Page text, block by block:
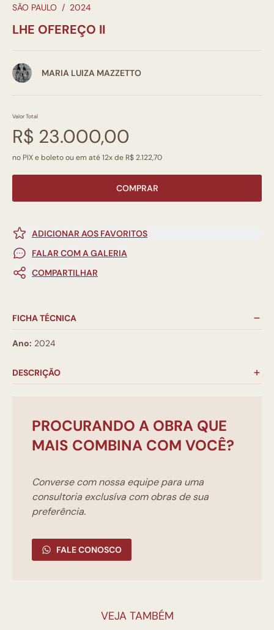
SÃO PAULO / 2024
LHE OFEREÇO II
MARIA LUIZA MAZZETTO
Valor Total
R$ 23.000,00
no PIX e boleto ou em até 12x de R$ 2.122,70
COMPRAR
ADICIONAR AOS FAVORITOS
FALAR COM A GALERIA
COMPARTILHAR
FICHA TÉCNICA
Ano: 2024
DESCRIÇÃO
PROCURANDO A OBRA QUE
MAIS COMBINA COM VOCÊ?
Converse com nossa equipe para uma
consultoria exclusíva com obras de sua
preferência.
FALE CONOSCO
VEJA TAMBÉM